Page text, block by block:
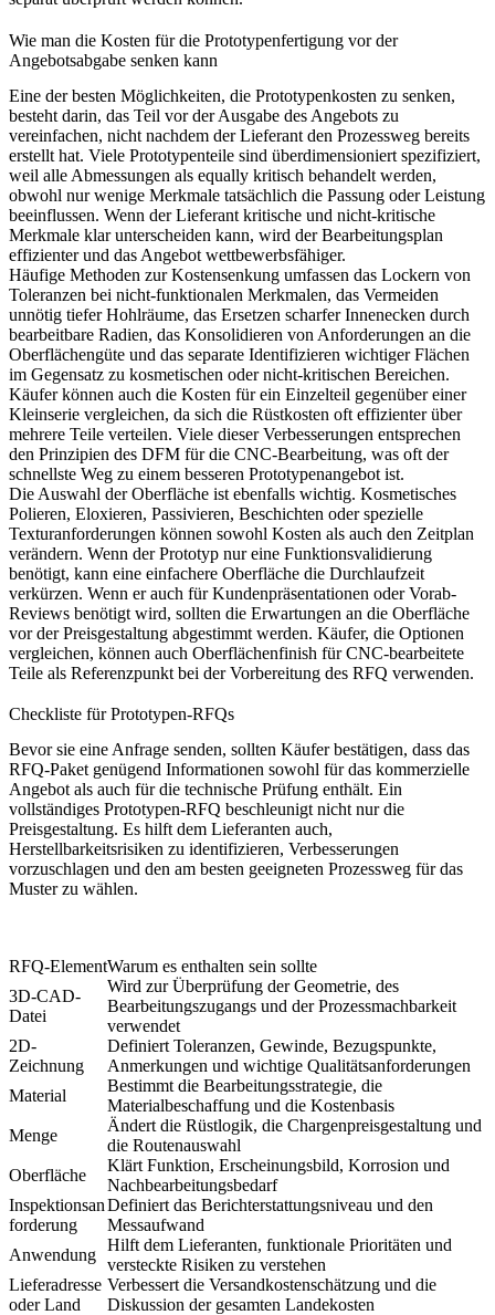
Wie man die Kosten für die Prototypenfertigung vor der
Angebotsabgabe senken kann
Eine der besten Möglichkeiten, die Prototypenkosten zu senken,
besteht darin, das Teil vor der Ausgabe des Angebots zu
vereinfachen, nicht nachdem der Lieferant den Prozessweg bereits
erstellt hat. Viele Prototypenteile sind überdimensioniert spezifiziert,
weil alle Abmessungen als equally kritisch behandelt werden,
obwohl nur wenige Merkmale tatsächlich die Passung oder Leistung
beeinflussen. Wenn der Lieferant kritische und nicht-kritische
Merkmale klar unterscheiden kann, wird der Bearbeitungsplan
effizienter und das Angebot wettbewerbsfähiger.
Häufige Methoden zur Kostensenkung umfassen das Lockern von
Toleranzen bei nicht-funktionalen Merkmalen, das Vermeiden
unnötig tiefer Hohlräume, das Ersetzen scharfer Innenecken durch
bearbeitbare Radien, das Konsolidieren von Anforderungen an die
Oberflächengüte und das separate Identifizieren wichtiger Flächen
im Gegensatz zu kosmetischen oder nicht-kritischen Bereichen.
Käufer können auch die Kosten für ein Einzelteil gegenüber einer
Kleinserie vergleichen, da sich die Rüstkosten oft effizienter über
mehrere Teile verteilen. Viele dieser Verbesserungen entsprechen
den Prinzipien des DFM für die CNC-Bearbeitung, was oft der
schnellste Weg zu einem besseren Prototypenangebot ist.
Die Auswahl der Oberfläche ist ebenfalls wichtig. Kosmetisches
Polieren, Eloxieren, Passivieren, Beschichten oder spezielle
Texturanforderungen können sowohl Kosten als auch den Zeitplan
verändern. Wenn der Prototyp nur eine Funktionsvalidierung
benötigt, kann eine einfachere Oberfläche die Durchlaufzeit
verkürzen. Wenn er auch für Kundenpräsentationen oder Vorab-
Reviews benötigt wird, sollten die Erwartungen an die Oberfläche
vor der Preisgestaltung abgestimmt werden. Käufer, die Optionen
vergleichen, können auch Oberflächenfinish für CNC-bearbeitete
Teile als Referenzpunkt bei der Vorbereitung des RFQ verwenden.
Checkliste für Prototypen-RFQs
Bevor sie eine Anfrage senden, sollten Käufer bestätigen, dass das
RFQ-Paket genügend Informationen sowohl für das kommerzielle
Angebot als auch für die technische Prüfung enthält. Ein
vollständiges Prototypen-RFQ beschleunigt nicht nur die
Preisgestaltung. Es hilft dem Lieferanten auch,
Herstellbarkeitsrisiken zu identifizieren, Verbesserungen
vorzuschlagen und den am besten geeigneten Prozessweg für das
Muster zu wählen.
RFQ-ElementWarum es enthalten sein sollte
3D-CAD-
Datei
Wird zur Überprüfung der Geometrie, des
Bearbeitungszugangs und der Prozessmachbarkeit
verwendet
2D-
Zeichnung
Definiert Toleranzen, Gewinde, Bezugspunkte,
Anmerkungen und wichtige Qualitätsanforderungen
Material
Bestimmt die Bearbeitungsstrategie, die
Materialbeschaffung und die Kostenbasis
Menge
Ändert die Rüstlogik, die Chargenpreisgestaltung und
die Routenauswahl
Oberfläche
Klärt Funktion, Erscheinungsbild, Korrosion und
Nachbearbeitungsbedarf
Inspektionsan
forderung
Definiert das Berichterstattungsniveau und den
Messaufwand
Anwendung
Hilft dem Lieferanten, funktionale Prioritäten und
versteckte Risiken zu verstehen
Lieferadresse
oder Land
Verbessert die Versandkostenschätzung und die
Diskussion der gesamten Landekosten